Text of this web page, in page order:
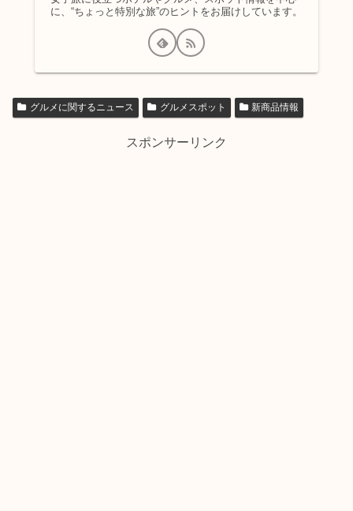
に、“ちょっと特別な旅”のヒントをお届けしています。
グルメに関するニュース グルメスポット 新商品情報
スポンサーリンク